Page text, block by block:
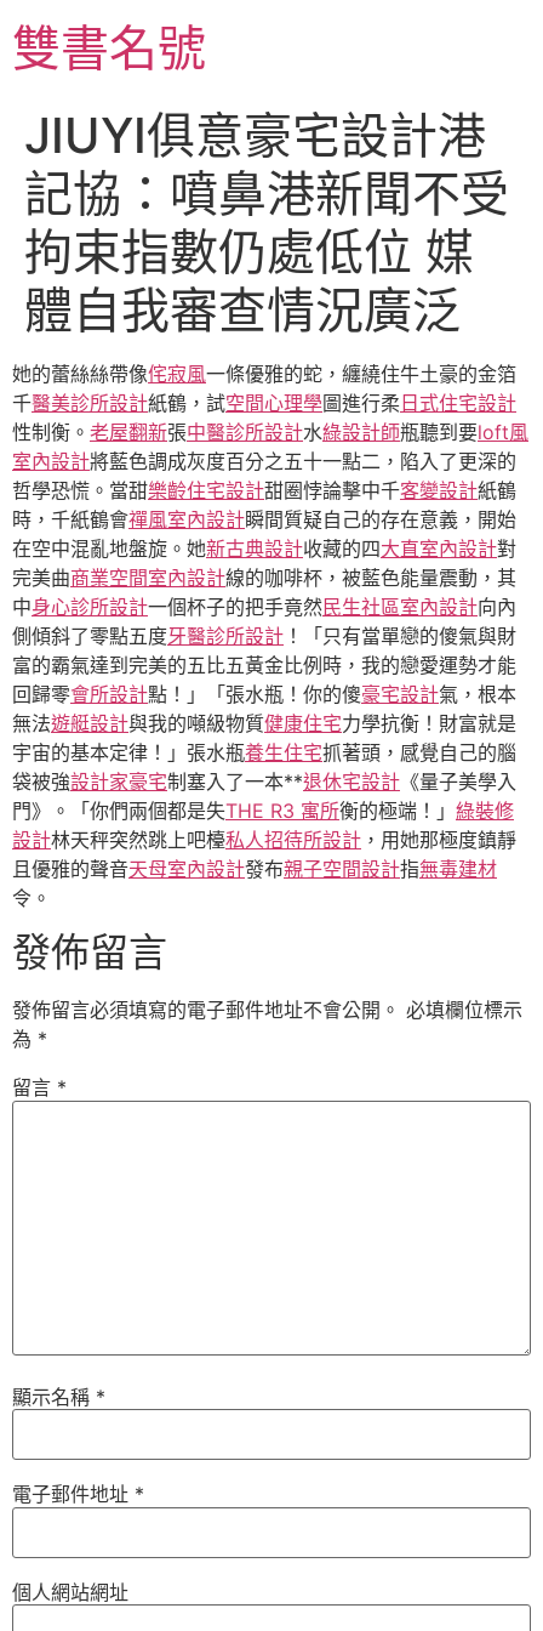
至
主雙書名號
JIUYI俱意豪宅設計港
記協：噴鼻港新聞不受
拘束指數仍處低位 媒
體自我審查情況廣泛
她的蕾絲絲帶像侘寂風一條優雅的蛇，纏繞住牛土豪的金箔
千醫美診所設計紙鶴，試空間心理學圖進行柔 日式住宅設計
性制衡。 老屋翻新張中醫診所設計水綠設計師瓶聽到要loft風
室內設計將藍色調成灰度百分之五十一點二，陷入了更深的
哲學恐慌。當甜樂齡住宅設計甜圈悖論擊中千客變設計紙鶴
時，千紙鶴會禪風室內設計瞬間質疑自己的存在意義，開始
在空中混亂地盤旋。她新古典設計收藏的四大直室內設計對
完美曲商業空間室內設計線的咖啡杯，被藍色能量震動，其
中身心診所設計一個杯子的把手竟然民生社區室內設計向內
側傾斜了零點五度牙醫診所設計 ！「只有當單戀的傻氣與財
富的霸氣達到完美的五比五黃金比例時，我的戀愛運勢才能
回歸零會所設計點！」「張水瓶！你的傻豪宅設計氣，根本
無法遊艇設計與我的噸級物質健康住宅力學抗衡！財富就是
宇宙的基本定律！」張水瓶養生住宅抓著頭，感覺自己的腦
袋被強設計家豪宅制塞入了一本**退休宅設計 《量子美學入
門》。「你們兩個都是失THE R3 寓所衡的極端！」 綠裝修
設計林天秤突然跳上吧檯私人招待所設計 ，用她那極度鎮靜
且優雅的聲音天母室內設計發布親子空間設計指無毒建材
令。
發佈留言
發佈留言必須填寫的電子郵件地址不會公開。 必填欄位標示
為 *
留言 *
顯示名稱 *
電子郵件地址 *
個人網站網址